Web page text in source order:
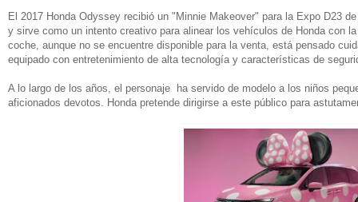
El 2017 Honda Odyssey recibió un "Minnie Makeover" para la Expo D23
y sirve como un intento creativo para alinear los vehículos de Honda con
coche, aunque no se encuentre disponible para la venta, está pensado
equipado con entretenimiento de alta tecnología y características de
A lo largo de los años, el personaje ha servido de modelo a los niños
aficionados devotos. Honda pretende dirigirse a este público para